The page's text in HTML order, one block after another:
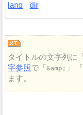
lang
dir
タイトルの文字列に
字参照で &amp;
ます。